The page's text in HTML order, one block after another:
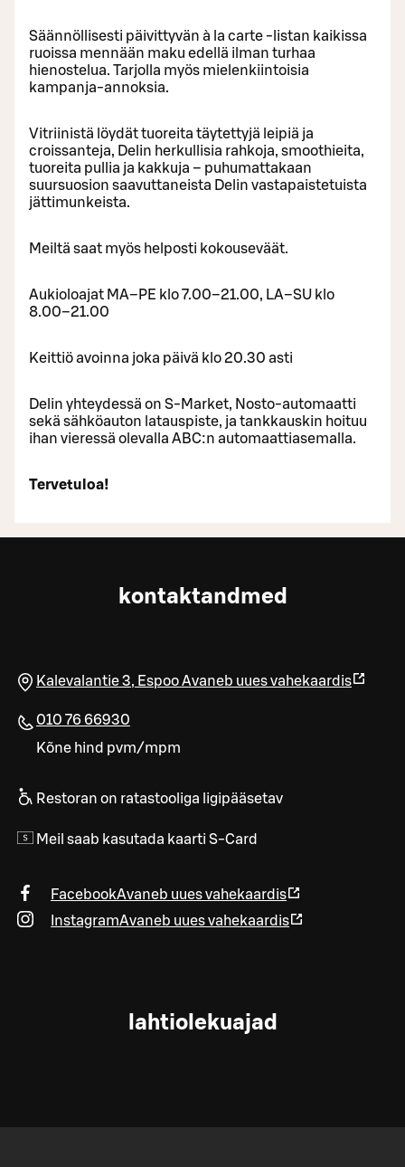
Säännöllisesti päivittyvän à la carte -listan kaikissa
ruoissa mennään maku edellä ilman turhaa
hienostelua. Tarjolla myös mielenkiintoisia
kampanja-annoksia.
Vitriinistä löydät tuoreita täytettyjä leipiä ja
croissanteja, Delin herkullisia rahkoja, smoothieita,
tuoreita pullia ja kakkuja – puhumattakaan
suursuosion saavuttaneista Delin vastapaistetuista
jättimunkeista.
Meiltä saat myös helposti kokouseväät.
Aukioloajat MA–PE klo 7.00–21.00, LA–SU klo
8.00–21.00
Keittiö avoinna joka päivä klo 20.30 asti
Delin yhteydessä on S-Market, Nosto-automaatti
sekä sähköauton latauspiste, ja tankkauskin hoituu
ihan vieressä olevalla ABC:n automaattiasemalla.
Tervetuloa!
kontaktandmed
Kalevalantie 3, EspooAvaneb uues vahekaardis
010 76 66930
Kõne hind pvm/mpm
Restoran on ratastooliga ligipääsetav
Meil saab kasutada kaarti S-Card
FacebookAvaneb uues vahekaardis
InstagramAvaneb uues vahekaardis
lahtiolekuajad